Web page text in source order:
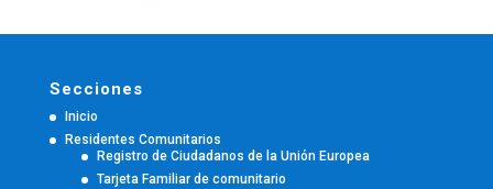
Secciones
Inicio
Residentes Comunitarios
Registro de Ciudadanos de la Unión Europea
Tarjeta Familiar de comunitario